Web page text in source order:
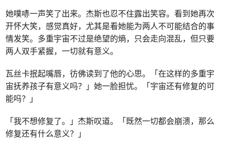
她噗哧一声笑了出来。杰斯也忍不住露出笑容。看到她再次
开怀大笑，感觉真好，尤其是看她能为两人不可能结合的事
情发笑。多重宇宙不过是绝望的熵，只会走向混乱，但只要
两人双手紧握，一切就有意义。
瓦丝卡抿起嘴唇，彷佛读到了他的心思。「在这样的多重宇
宙抚养孩子有意义吗？」她一脸担忧。「宇宙还有修复的可
能吗？」
「我不想修复了。」杰斯叹道。「既然一切都会崩溃，那么
修复还有什么意义？」